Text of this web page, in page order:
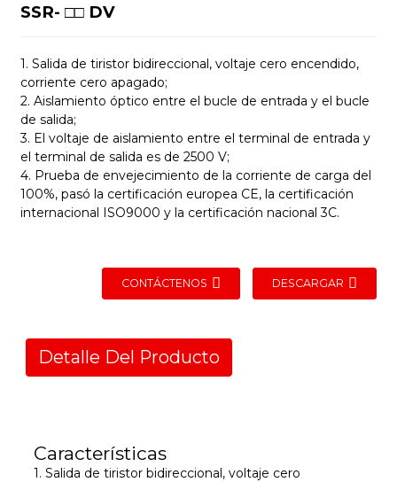
SSR- □□ DV
1. Salida de tiristor bidireccional, voltaje cero encendido,
corriente cero apagado;
2. Aislamiento óptico entre el bucle de entrada y el bucle
de salida;
3. El voltaje de aislamiento entre el terminal de entrada y
el terminal de salida es de 2500 V;
4. Prueba de envejecimiento de la corriente de carga del
100%, pasó la certificación europea CE, la certificación
internacional ISO9000 y la certificación nacional 3C.
CONTÁCTENOS DESCARGAR
Detalle Del Producto
Características
1. Salida de tiristor bidireccional, voltaje cero